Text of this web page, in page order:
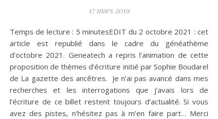
17 mars 2019
Temps de lecture : 5 minutesEDIT du 2 octobre 2021 : cet
article est republié dans le cadre du généathème
d’octobre 2021. Geneatech a repris l’animation de cette
proposition de thèmes d’écriture initié par Sophie Boudarel
de La gazette des ancêtres. Je n’ai pas avancé dans mes
recherches et les interrogations que j’avais lors de
l’écriture de ce billet restent toujours d’actualité. Si vous
avez des pistes, n’hésitez pas à m’en faire part… Merci